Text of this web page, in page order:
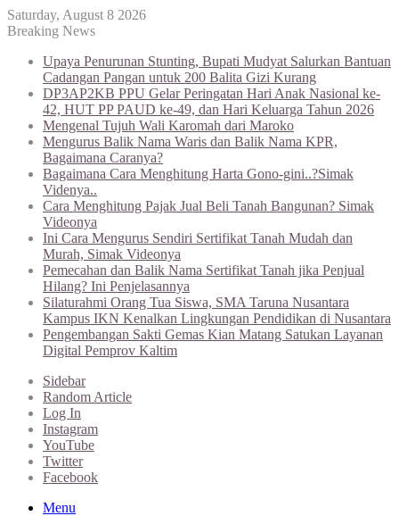
Saturday, August 8 2026
Breaking News
Upaya Penurunan Stunting, Bupati Mudyat Salurkan Bantuan
Cadangan Pangan untuk 200 Balita Gizi Kurang
DP3AP2KB PPU Gelar Peringatan Hari Anak Nasional ke-
42, HUT PP PAUD ke-49, dan Hari Keluarga Tahun 2026
Mengenal Tujuh Wali Karomah dari Maroko
Mengurus Balik Nama Waris dan Balik Nama KPR,
Bagaimana Caranya?
Bagaimana Cara Menghitung Harta Gono-gini..?Simak
Videnya..
Cara Menghitung Pajak Jual Beli Tanah Bangunan? Simak
Videonya
Ini Cara Mengurus Sendiri Sertifikat Tanah Mudah dan
Murah, Simak Videonya
Pemecahan dan Balik Nama Sertifikat Tanah jika Penjual
Hilang? Ini Penjelasannya
Silaturahmi Orang Tua Siswa, SMA Taruna Nusantara
Kampus IKN Kenalkan Lingkungan Pendidikan di Nusantara
Pengembangan Sakti Gemas Kian Matang Satukan Layanan
Digital Pemprov Kaltim
Sidebar
Random Article
Log In
Instagram
YouTube
Twitter
Facebook
Menu